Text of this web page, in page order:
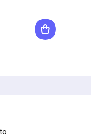
Nákupní
košík